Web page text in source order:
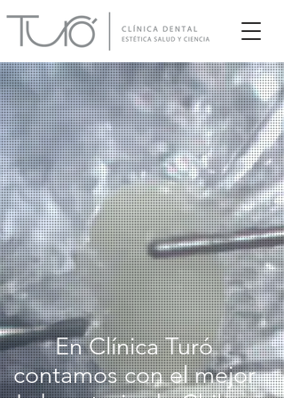
En Clínica Turó
contamos con el mejor